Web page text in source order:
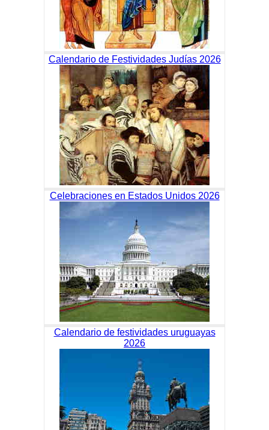
Calendario de Festividades Judías 2026
Celebraciones en Estados Unidos 2026
Calendario de festividades uruguayas
2026